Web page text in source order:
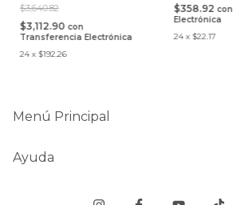
$3,640.82
$3,112.90 con
Transferencia Electrónica
24 x $192.26
$358.92 con
Electrónica
24 x $22.17
Menú Principal
Ayuda